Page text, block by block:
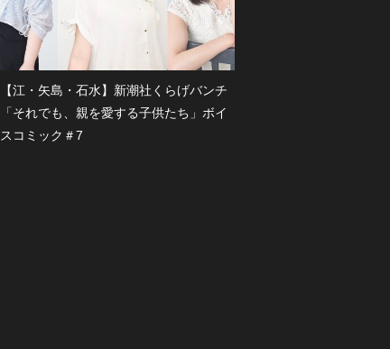
【江・矢島・石水】新潮社くらげバンチ
「それでも、親を愛する子供たち」ボイ
スコミック＃7